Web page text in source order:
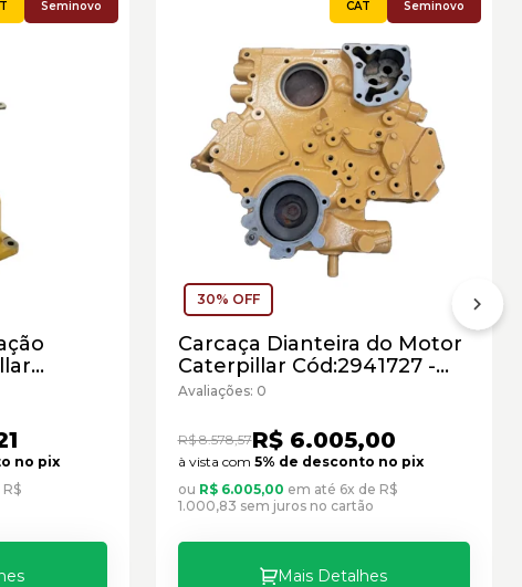
Seminovo
no pix
Seminovo
30% OFF
Carcaça Dianteira do Motor
Caterpillar Cód:2941727 -
Seminovo
Avaliações: 0
R$ 8.578,57R$ 6.005,00
à vista com 5% de desconto no pix
ou R$ 6.005,00 em até 6x de R$
1.000,83 sem juros no cartão
Mais Detalhes